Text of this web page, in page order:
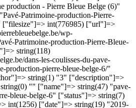
production - Pierre Bleue Belge (6)"
Patrimoine-production-Pierre-
["filesize"]=> int(776985) ["url"]=>
wp-
Patrimoine-production-Pierre-Bleue-
string(118)
dans-les-coulisses-du-pave-
production-pierre-bleue-belge-6/"
string(1) "3" ["description"]=>
"" ["name"]=> string(47) "pave-
bleue-belge-6" ["status"]=> string(7)
int(1256) ["date"]=> string(19) "2019-